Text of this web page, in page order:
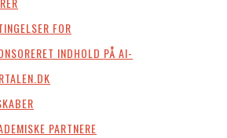
FOR
INDHOLD PÅ AI-
PARTNERE